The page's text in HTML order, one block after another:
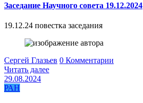
Заседание Научного совета 19.12.2024
19.12.24 повестка заседания
Сергей Глазьев 0 Комментарии
Читать далее
29.08.2024
РАН